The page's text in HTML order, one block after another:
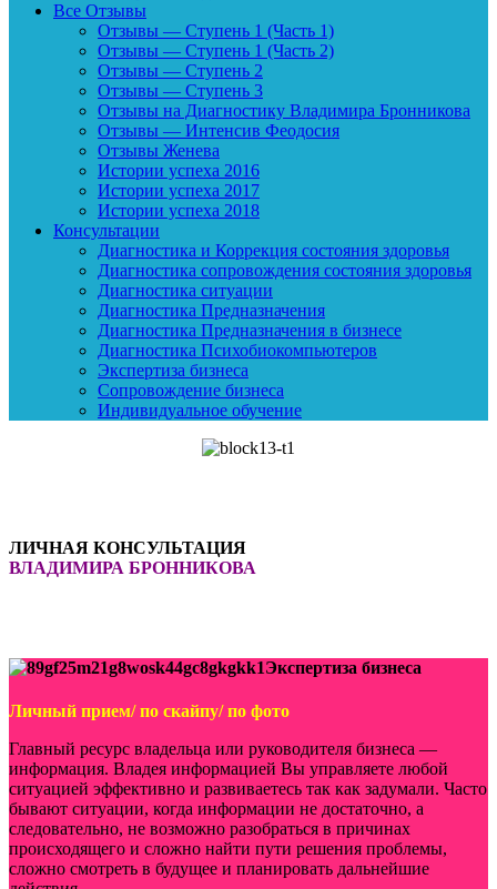
Все Отзывы
Отзывы — Ступень 1 (Часть 1)
Отзывы — Ступень 1 (Часть 2)
Отзывы — Ступень 2
Отзывы — Ступень 3
Отзывы на Диагностику Владимира Бронникова
Отзывы — Интенсив Феодосия
Отзывы Женева
Истории успеха 2016
Истории успеха 2017
Истории успеха 2018
Консультации
Диагностика и Коррекция состояния здоровья
Диагностика сопровождения состояния здоровья
Диагностика ситуации
Диагностика Предназначения
Диагностика Предназначения в бизнесе
Диагностика Психобиокомпьютеров
Экспертиза бизнеса
Сопровождение бизнеса
Индивидуальное обучение
ЛИЧНАЯ КОНСУЛЬТАЦИЯ
ВЛАДИМИРА БРОННИКОВА
Экспертиза бизнеса
Личный прием/ по скайпу/ по фото
Главный ресурс владельца или руководителя бизнеса —
информация. Владея информацией Вы управляете любой
ситуацией эффективно и развиваетесь так как задумали. Часто
бывают ситуации, когда информации не достаточно, а
следовательно, не возможно разобраться в причинах
происходящего и сложно найти пути решения проблемы,
сложно смотреть в будущее и планировать дальнейшие